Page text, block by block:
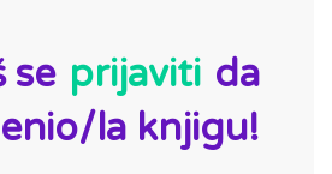
se prijaviti da
la knjigu!